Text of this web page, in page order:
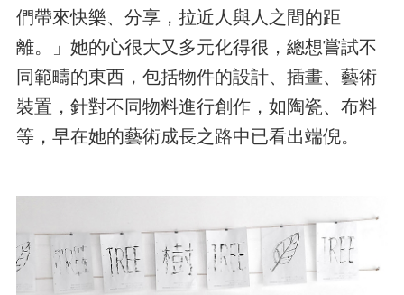
們帶來快樂、分享，拉近人與人之間的距
離。」她的心很大又多元化得很，總想嘗試不
同範疇的東西，包括物件的設計、插畫、藝術
裝置，針對不同物料進行創作，如陶瓷、布料
等，早在她的藝術成長之路中已看出端倪。